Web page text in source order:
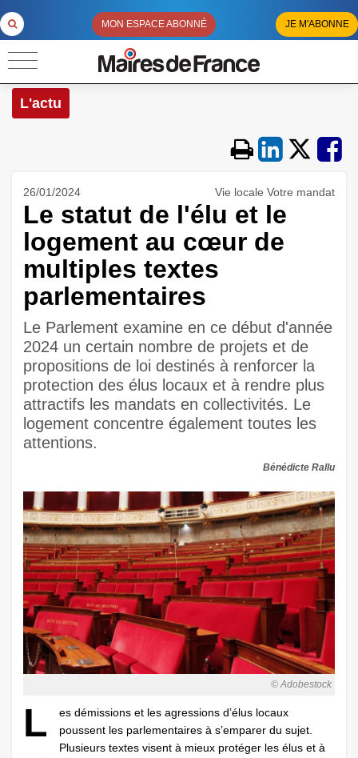
MON ESPACE ABONNÉ JE M'ABONNE
L'actu
26/01/2024 Vie locale Votre mandat
Le statut de l'élu et le
logement au cœur de
multiples textes
parlementaires
Le Parlement examine en ce début d'année
2024 un certain nombre de projets et de
propositions de loi destinés à renforcer la
protection des élus locaux et à rendre plus
attractifs les mandats en collectivités. Le
logement concentre également toutes les
attentions.
Bénédicte Rallu
© Adobestock
L
es démissions et les agressions d’élus locaux
poussent les parlementaires à s’emparer du sujet.
Plusieurs textes visent à mieux protéger les élus et à